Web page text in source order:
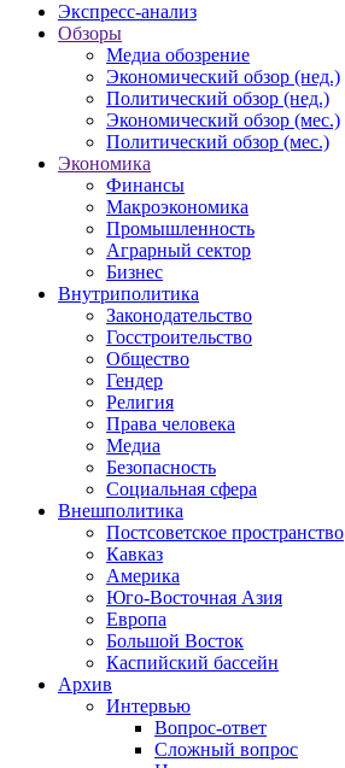
Экспресс-анализ
Обзоры
Медиа обозрение
Экономический обзор (нед.)
Политический обзор (нед.)
Экономический обзор (мес.)
Политический обзор (мес.)
Экономика
Финансы
Макроэкономика
Промышленность
Аграрный сектор
Бизнес
Внутриполитика
Законодательство
Госстроительство
Общество
Гендер
Религия
Права человека
Медиа
Безопасность
Социальная сфера
Внешполитика
Постсоветское пространство
Кавказ
Америка
Юго-Восточная Азия
Европа
Большой Восток
Каспийский бассейн
Архив
Интервью
Вопрос-ответ
Сложный вопрос